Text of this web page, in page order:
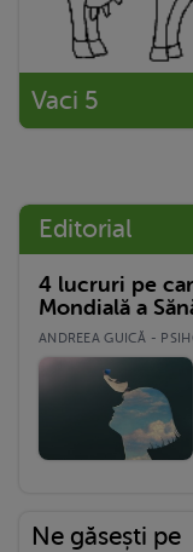
Vaci 5
Editorial
4 lucruri pe
Mondială a
ANDREEA GUICĂ -
Ne găsești pe